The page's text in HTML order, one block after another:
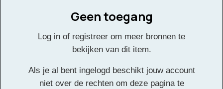
Wij spelen samen
Facebook
TwitterEmailPinterestLinkedIn
Delen
Geen toegang
Log in of registreer om meer bronnen te
bekijken van dit item.
Als je al bent ingelogd beschikt jouw account
niet over de rechten om deze pagina te